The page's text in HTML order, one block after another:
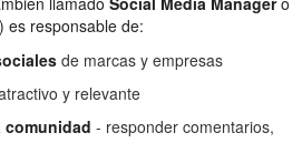
) es responsable de:
de marcas y empresas
y relevante
comunidad - responder comentarios,